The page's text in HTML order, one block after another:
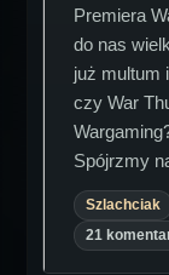
Premiera
do nas
już multum
czy War
Spójrzmy
Szlachciak
21